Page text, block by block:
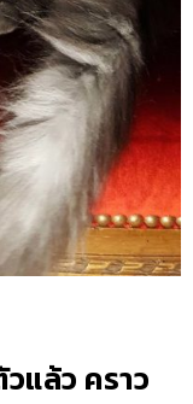
แล้ว คราว